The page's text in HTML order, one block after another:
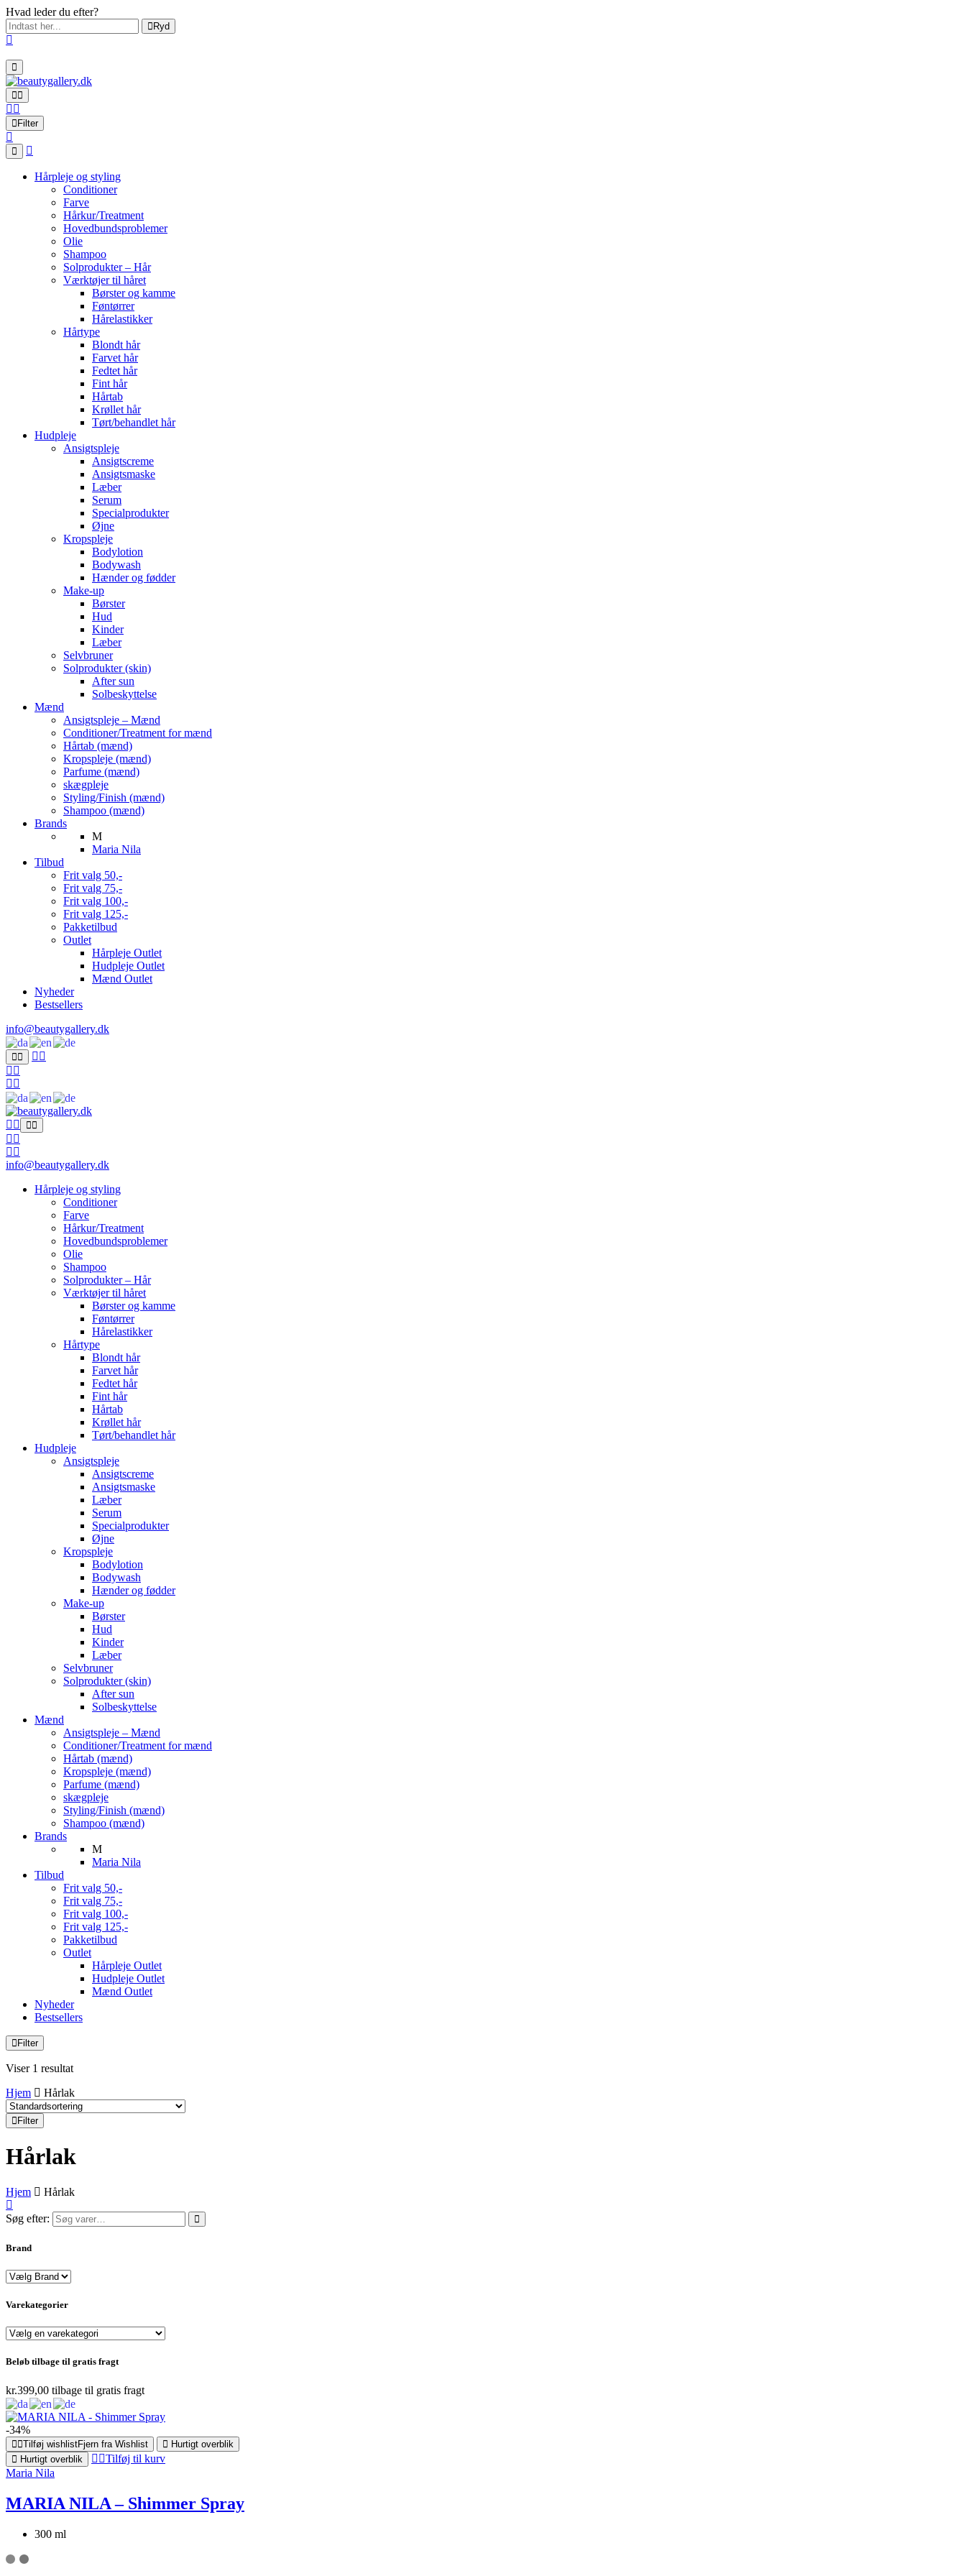
Hvad leder du efter?
Ryd
Filter
Hårpleje og styling
Conditioner
Farve
Hårkur/Treatment
Hovedbundsproblemer
Olie
Shampoo
Solprodukter – Hår
Værktøjer til håret
Børster og kamme
Føntørrer
Hårelastikker
Hårtype
Blondt hår
Farvet hår
Fedtet hår
Fint hår
Hårtab
Krøllet hår
Tørt/behandlet hår
Hudpleje
Ansigtspleje
Ansigtscreme
Ansigtsmaske
Læber
Serum
Specialprodukter
Øjne
Kropspleje
Bodylotion
Bodywash
Hænder og fødder
Make-up
Børster
Hud
Kinder
Læber
Selvbruner
Solprodukter (skin)
After sun
Solbeskyttelse
Mænd
Ansigtspleje – Mænd
Conditioner/Treatment for mænd
Hårtab (mænd)
Kropspleje (mænd)
Parfume (mænd)
skægpleje
Styling/Finish (mænd)
Shampoo (mænd)
Brands
M
Maria Nila
Tilbud
Frit valg 50,-
Frit valg 75,-
Frit valg 100,-
Frit valg 125,-
Pakketilbud
Outlet
Hårpleje Outlet
Hudpleje Outlet
Mænd Outlet
Nyheder
Bestsellers
info@beautygallery.dk
info@beautygallery.dk
Hårpleje og styling
Conditioner
Farve
Hårkur/Treatment
Hovedbundsproblemer
Olie
Shampoo
Solprodukter – Hår
Værktøjer til håret
Børster og kamme
Føntørrer
Hårelastikker
Hårtype
Blondt hår
Farvet hår
Fedtet hår
Fint hår
Hårtab
Krøllet hår
Tørt/behandlet hår
Hudpleje
Ansigtspleje
Ansigtscreme
Ansigtsmaske
Læber
Serum
Specialprodukter
Øjne
Kropspleje
Bodylotion
Bodywash
Hænder og fødder
Make-up
Børster
Hud
Kinder
Læber
Selvbruner
Solprodukter (skin)
After sun
Solbeskyttelse
Mænd
Ansigtspleje – Mænd
Conditioner/Treatment for mænd
Hårtab (mænd)
Kropspleje (mænd)
Parfume (mænd)
skægpleje
Styling/Finish (mænd)
Shampoo (mænd)
Brands
M
Maria Nila
Tilbud
Frit valg 50,-
Frit valg 75,-
Frit valg 100,-
Frit valg 125,-
Pakketilbud
Outlet
Hårpleje Outlet
Hudpleje Outlet
Mænd Outlet
Nyheder
Bestsellers
Filter
Viser 1 resultat
Hjem
Hårlak
Filter
Hårlak
Hjem Hårlak
Søg efter:
Brand
Varekategorier
Beløb tilbage til gratis fragt
kr.399,00 tilbage til gratis fragt
-34%
Tilføj wishlistFjern fra Wishlist
Hurtigt overblik
Hurtigt overblik
Tilføj til kurv
Maria Nila
MARIA NILA – Shimmer Spray
300 ml